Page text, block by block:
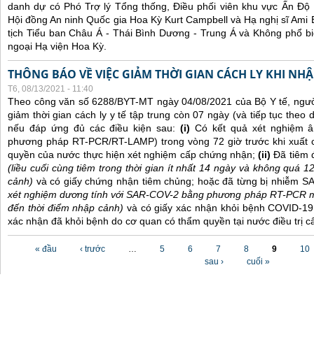
danh dự có Phó Trợ lý Tổng thống, Điều phối viên khu vực Ấn
Hội đồng An ninh Quốc gia Hoa Kỳ Kurt Campbell và Hạ nghị sĩ
tịch Tiểu ban Châu Á - Thái Bình Dương - Trung Á và Không phổ
ngoại Hạ viện Hoa Kỳ.
THÔNG BÁO VỀ VIỆC GIẢM THỜI GIAN CÁCH LY KHI
T6, 08/13/2021 - 11:40
Theo công văn số 6288/BYT-MT ngày 04/08/2021 của Bộ Y tế,
giảm thời gian cách ly y tế tập trung còn 07 ngày (và tiếp tục theo
nếu đáp ứng đủ các điều kiện sau: (i) Có kết quả xét nghiệm
phương pháp RT-PCR/RT-LAMP) trong vòng 72 giờ trước khi
quyền của nước thực hiện xét nghiệm cấp chứng nhận;(ii)Đã tiêm
(liều cuối cùng tiêm trong thời gian ít nhất 14 ngày và không quá
cảnh) và có giấy chứng nhận tiêm chủng; hoặc đã từng bị nhiễm
xét nghiệm dương tính với SAR-COV-2 bằng phương pháp RT-PCR
đến thời điểm nhập cảnh) và có giấy xác nhận khỏi bệnh COVID-
xác nhận đã khỏi bệnh do cơ quan có thẩm quyền tại nước điều trị
« đầu ‹ trước … 5 6 7 8 9
10
sau ›
cuối »